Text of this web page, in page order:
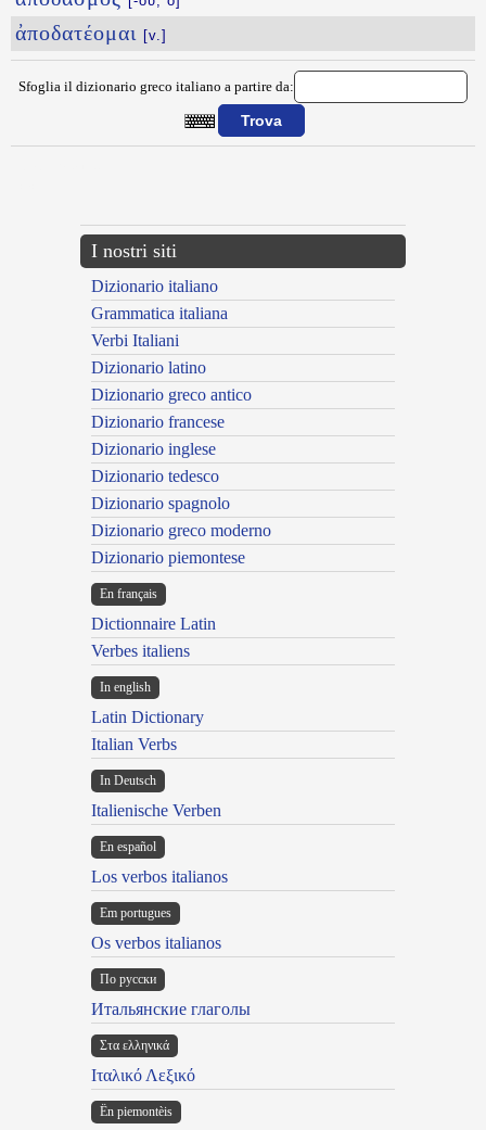
ἀποδατέομαι [v.]
Sfoglia il dizionario greco italiano a partire da:
I nostri siti
Dizionario italiano
Grammatica italiana
Verbi Italiani
Dizionario latino
Dizionario greco antico
Dizionario francese
Dizionario inglese
Dizionario tedesco
Dizionario spagnolo
Dizionario greco moderno
Dizionario piemontese
En français
Dictionnaire Latin
Verbes italiens
In english
Latin Dictionary
Italian Verbs
In Deutsch
Italienische Verben
En español
Los verbos italianos
Em portugues
Os verbos italianos
По русски
Итальянские глаголы
Στα ελληνικά
Ιταλικό Λεξικό
Ën piemontèis